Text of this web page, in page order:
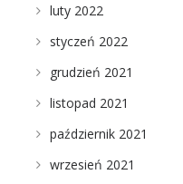
luty 2022
styczeń 2022
grudzień 2021
listopad 2021
październik 2021
wrzesień 2021